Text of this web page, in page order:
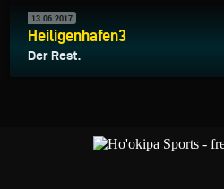
13.06.2017
Heiligenhafen3
Der Rest.